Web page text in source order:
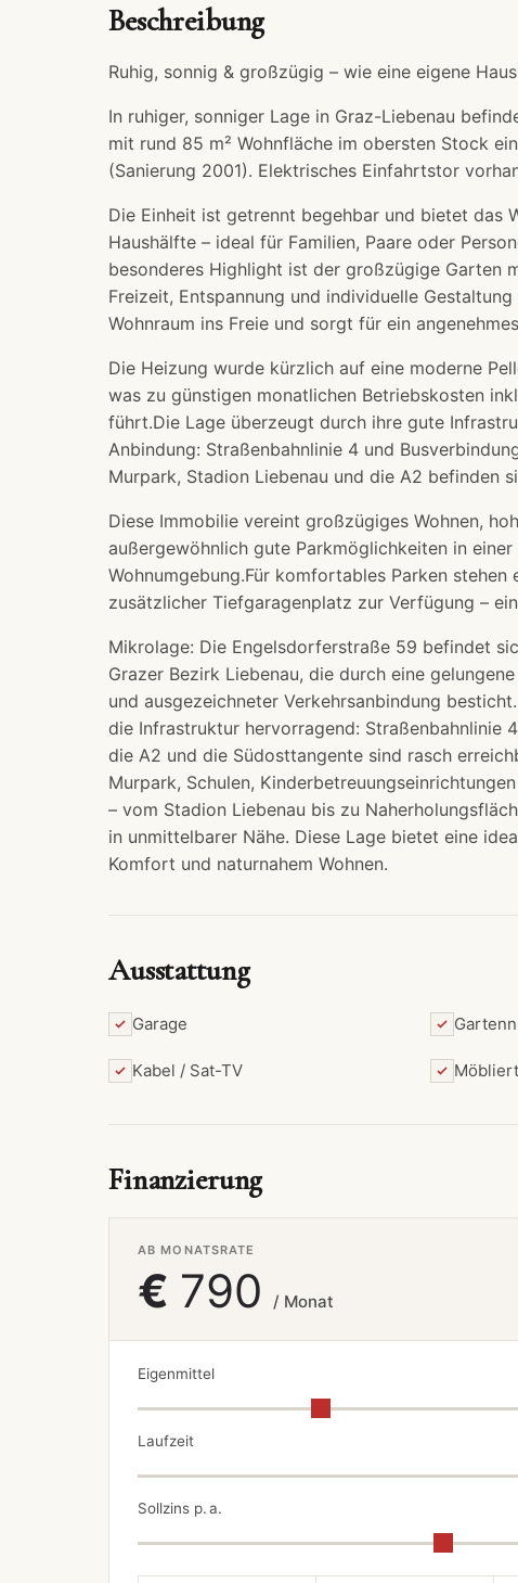
Beschreibung
Ruhig, sonnig & großzügig – wie eine eigene
In ruhiger, sonniger Lage in Graz-Liebenau
mit rund 85 m² Wohnfläche im obersten Stock
(Sanierung 2001). Elektrisches Einfahrtstor
Die Einheit ist getrennt begehbar und bietet das
Haushälfte – ideal für Familien, Paare oder
besonderes Highlight ist der großzügige Garten
Freizeit, Entspannung und individuelle
Wohnraum ins Freie und sorgt für ein
Die Heizung wurde kürzlich auf eine moderne
was zu günstigen monatlichen Betriebskosten
führt.Die Lage überzeugt durch ihre gute
Anbindung: Straßenbahnlinie 4 und
Murpark, Stadion Liebenau und die A2 befinden
Diese Immobilie vereint großzügiges Wohnen,
außergewöhnlich gute Parkmöglichkeiten in einer
Wohnumgebung.Für komfortables Parken
zusätzlicher Tiefgaragenplatz zur Verfügung –
Mikrolage: Die Engelsdorferstraße 59 befindet
Grazer Bezirk Liebenau, die durch eine
und ausgezeichneter Verkehrsanbindung
die Infrastruktur hervorragend: Straßenbahnlinie
die A2 und die Südosttangente sind rasch
Murpark, Schulen,
– vom Stadion Liebenau bis zu
in unmittelbarer Nähe. Diese Lage bietet eine
Komfort und naturnahem Wohnen.
Ausstattung
Garage
Kabel / Sat-TV Möbliert
Finanzierung
AB MONATSRATE
€ 790 / Monat
Eigenmittel
Laufzeit
Sollzins p. a.